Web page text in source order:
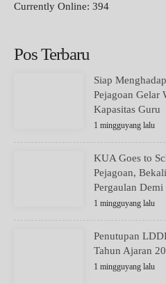
Currently Online: 394
Pos Terbaru
Siap
Pejagoan Gelar
Kapasitas Guru
1 mingguyang lalu
KUA Goes to
Pejagoan,
Pergaulan Demi
1 mingguyang lalu
Penutupan
Tahun Ajaran
1 mingguyang lalu